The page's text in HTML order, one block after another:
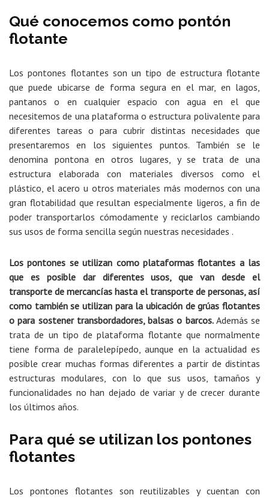
Qué conocemos como pontón
flotante
Los pontones flotantes son un tipo de estructura flotante
que puede ubicarse de forma segura en el mar, en lagos,
pantanos o en cualquier espacio con agua en el que
necesitemos de una plataforma o estructura polivalente para
diferentes tareas o para cubrir distintas necesidades que
presentaremos en los siguientes puntos. También se le
denomina pontona en otros lugares, y se trata de una
estructura elaborada con materiales diversos como el
plástico, el acero u otros materiales más modernos con una
gran flotabilidad que resultan especialmente ligeros, a fin de
poder transportarlos cómodamente y reciclarlos cambiando
sus usos de forma sencilla según nuestras necesidades .
Los pontones se utilizan como plataformas flotantes a las
que es posible dar diferentes usos, que van desde el
transporte de mercancías hasta el transporte de personas, así
como también se utilizan para la ubicación de grúas flotantes
o para sostener transbordadores, balsas o barcos. Además se
trata de un tipo de plataforma flotante que normalmente
tiene forma de paralelepípedo, aunque en la actualidad es
posible crear muchas formas diferentes a partir de distintas
estructuras modulares, con lo que sus usos, tamaños y
funcionalidades no han dejado de variar y de crecer durante
los últimos años.
Para qué se utilizan los pontones
flotantes
Los pontones flotantes son reutilizables y cuentan con